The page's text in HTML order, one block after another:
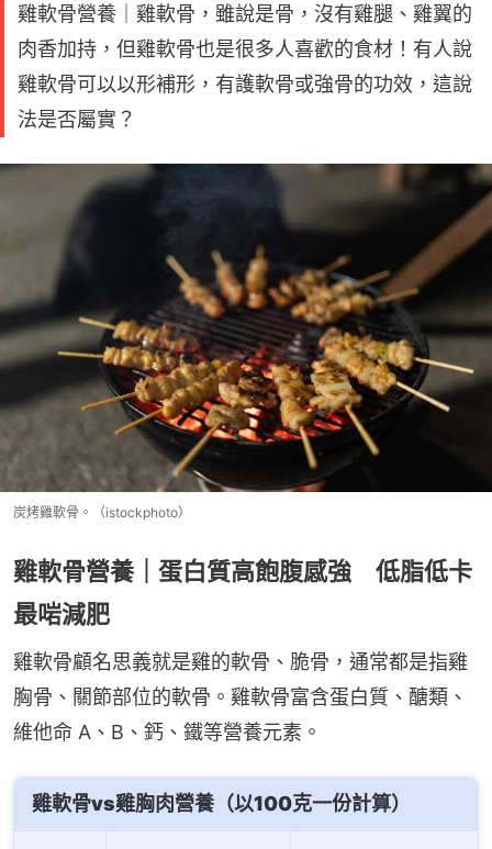
雞軟骨營養｜雞軟骨，雖說是骨，沒有雞腿、雞翼的
肉香加持，但雞軟骨也是很多人喜歡的食材！有人說
雞軟骨可以以形補形，有護軟骨或強骨的功效，這說
法是否屬實？
炭烤雞軟骨。（istockphoto）
雞軟骨營養｜蛋白質高飽腹感強 低脂低卡
最啱減肥
雞軟骨顧名思義就是雞的軟骨、脆骨，通常都是指雞
胸骨、關節部位的軟骨。雞軟骨富含蛋白質、醣類、
維他命 A、B、鈣、鐵等營養元素。
雞軟骨vs雞胸肉營養（以100克一份計算）